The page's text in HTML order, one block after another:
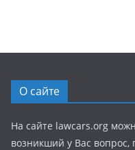
О сайте
На сайте lawcars.org
возникший у Вас вопрос,